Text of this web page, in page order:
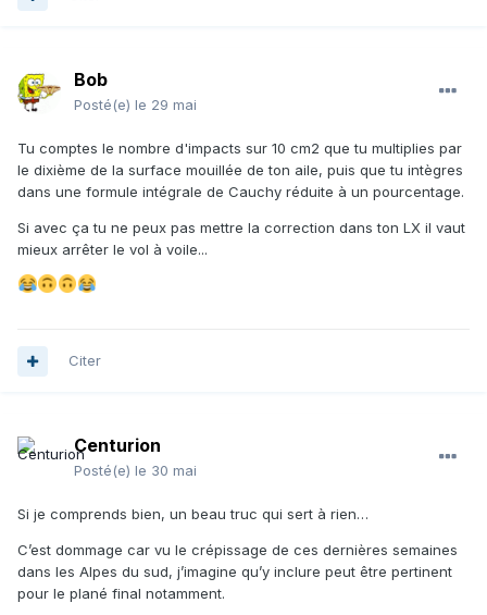
Bob
Posté(e) le 29 mai
Tu comptes le nombre d'impacts sur 10 cm2 que tu multiplies par
le dixième de la surface mouillée de ton aile, puis que tu intègres
dans une formule intégrale de Cauchy réduite à un pourcentage.
Si avec ça tu ne peux pas mettre la correction dans ton LX il vaut
mieux arrêter le vol à voile...
Citer
Centurion
Posté(e) le 30 mai
Si je comprends bien, un beau truc qui sert à rien…
C’est dommage car vu le crépissage de ces dernières semaines
dans les Alpes du sud, j’imagine qu’y inclure peut être pertinent
pour le plané final notamment.